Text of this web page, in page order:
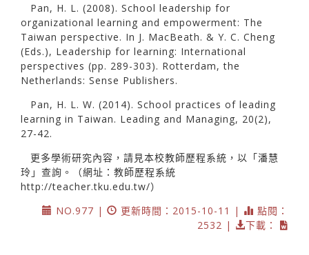
Pan, H. L. (2008). School leadership for
organizational learning and empowerment: The
Taiwan perspective. In J. MacBeath. & Y. C. Cheng
(Eds.), Leadership for learning: International
perspectives (pp. 289-303). Rotterdam, the
Netherlands: Sense Publishers.
Pan, H. L. W. (2014). School practices of leading
learning in Taiwan. Leading and Managing, 20(2),
27-42.
更多學術研究內容，請見本校教師歷程系統，以「潘慧
玲」查詢。（網址：教師歷程系統
http://teacher.tku.edu.tw/）
NO.977 |
更新時間：2015-10-11 |
點閱：
2532 |
下載：